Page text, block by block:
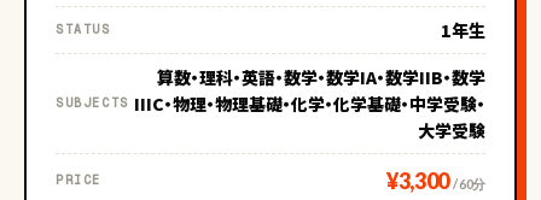
STATUS 1年生
SUBJECTS
算数・理科・英語・数学・数学IA・数学IIB・数学
IIIC・物理・物理基礎・化学・化学基礎・中学受験・
大学受験
PRICE ¥3,300 / 60分